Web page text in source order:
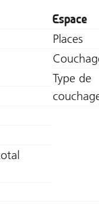
Espace
Places
Type de